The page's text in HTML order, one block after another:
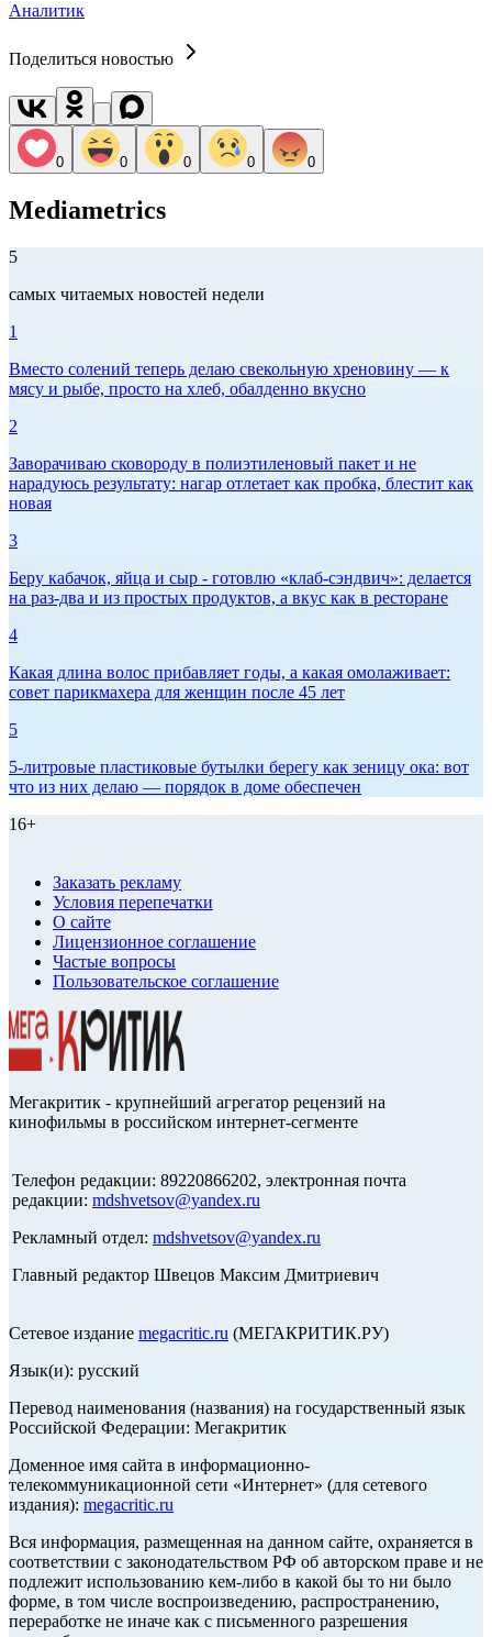
Аналитик
Поделиться новостью
0 0 0 0 0
Mediametrics
5
самых читаемых новостей недели
1
Вместо солений теперь делаю свекольную хреновину — к
мясу и рыбе, просто на хлеб, обалденно вкусно
2
Заворачиваю сковороду в полиэтиленовый пакет и не
нарадуюсь результату: нагар отлетает как пробка, блестит как
новая
3
Беру кабачок, яйца и сыр - готовлю «клаб-сэндвич»: делается
на раз-два и из простых продуктов, а вкус как в ресторане
4
Какая длина волос прибавляет годы, а какая омолаживает:
совет парикмахера для женщин после 45 лет
5
5-литровые пластиковые бутылки берегу как зеницу ока: вот
что из них делаю — порядок в доме обеспечен
16+
Заказать рекламу
Условия перепечатки
О сайте
Лицензионное соглашение
Частые вопросы
Пользовательское соглашение
Мегакритик - крупнейший агрегатор рецензий на
кинофильмы в российском интернет-сегменте
Телефон редакции: 89220866202, электронная почта
редакции: mdshvetsov@yandex.ru
Рекламный отдел: mdshvetsov@yandex.ru
Главный редактор Швецов Максим Дмитриевич
Сетевое издание megacritic.ru (МЕГАКРИТИК.РУ)
Язык(и): русский
Перевод наименования (названия) на государственный язык
Российской Федерации: Мегакритик
Доменное имя сайта в информационно-
телекоммуникационной сети «Интернет» (для сетевого
издания): megacritic.ru
Вся информация, размещенная на данном сайте, охраняется в
соответствии с законодательством РФ об авторском праве и не
подлежит использованию кем-либо в какой бы то ни было
форме, в том числе воспроизведению, распространению,
переработке не иначе как с письменного разрешения